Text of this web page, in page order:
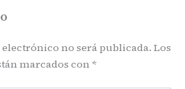
no será publicada. Los
marcados con *